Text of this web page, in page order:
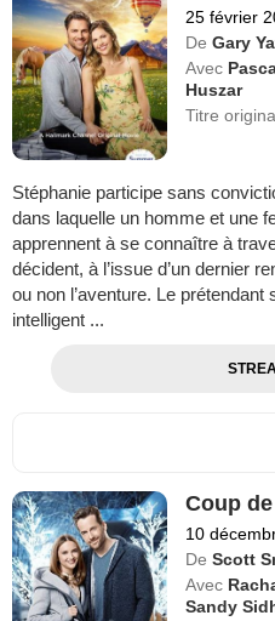
25 février
De Gary
Avec
Huszar
Titre
Stéphanie participe sans
dans laquelle un homme et une
apprennent à se connaître à
décident, à l’issue d’un dernier
ou non l’aventure. Le prétendant
intelligent ...
Coup
10
De Scott
Avec
Sandy